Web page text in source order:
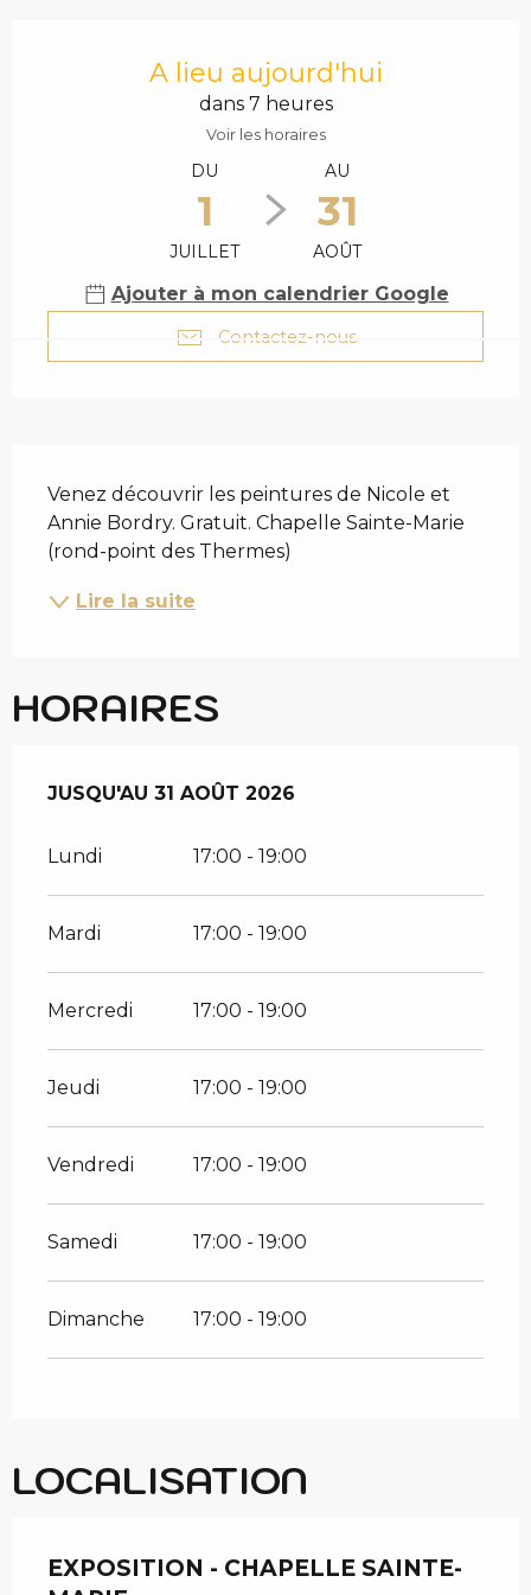
A lieu aujourd'hui
dans 7 heures
Voir les horaires
DU
1
JUILLET
AU
31
AOÛT
Ajouter à mon calendrier Google
Contactez-nous
Venez découvrir les peintures de Nicole et
Annie Bordry. Gratuit. Chapelle Sainte-Marie
(rond-point des Thermes)
Lire la suite
HORAIRES
DU1 JUILLET 2026 AU31 AOÛT 2026
JUSQU'AU 31 AOÛT 2026
Lundi 17:00 - 19:00
Mardi 17:00 - 19:00
Mercredi 17:00 - 19:00
Jeudi 17:00 - 19:00
Vendredi 17:00 - 19:00
Samedi 17:00 - 19:00
Dimanche 17:00 - 19:00
LOCALISATION
EXPOSITION - CHAPELLE SAINTE-